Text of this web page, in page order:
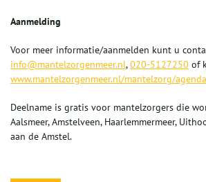
Aanmelding
Voor meer informatie/aanmelden kunt u
info@mantelzorgenmeer.nl,020-5127250 of
www.mantelzorgenmeer.nl/mantelzorg/
Deelname is gratis voor mantelzorgers die
Aalsmeer, Amstelveen, Haarlemmermeer,
aan de Amstel.